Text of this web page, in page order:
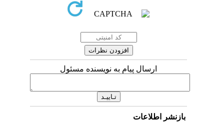
ارسال پیام به نویسنده مسئول
بازنشر اطلاعات